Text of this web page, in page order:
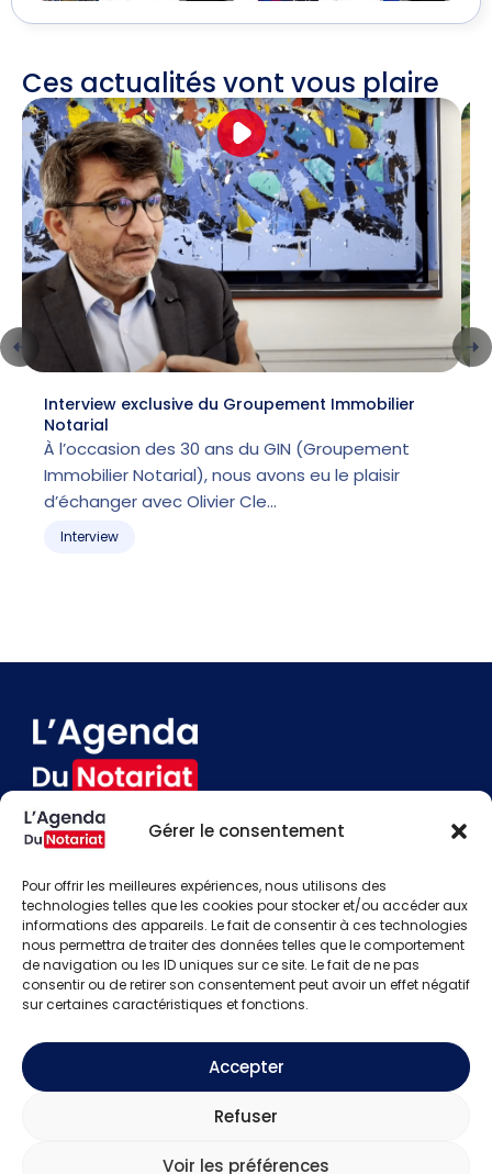
Gérer le consentement
Pour offrir les meilleures expériences, nous utilisons des
technologies telles que les cookies pour stocker et/ou accéder aux
informations des appareils. Le fait de consentir à ces technologies
nous permettra de traiter des données telles que le comportement
de navigation ou les ID uniques sur ce site. Le fait de ne pas
consentir ou de retirer son consentement peut avoir un effet négatif
sur certaines caractéristiques et fonctions.
Accepter
Refuser
Voir les préférences
Ces actualités vont vous plaire
Interview exclusive du Groupement Immobilier
Notarial
À l’occasion des 30 ans du GIN (Groupement
Immobilier Notarial), nous avons eu le plaisir
d’échanger avec Olivier Cle…
Interview
Contact
Besoin d'aide
Actualités
Évènements
Offres d'emploi
Candidats
S'identifier
Copyright © 2026L'Agenda Du Notariat.